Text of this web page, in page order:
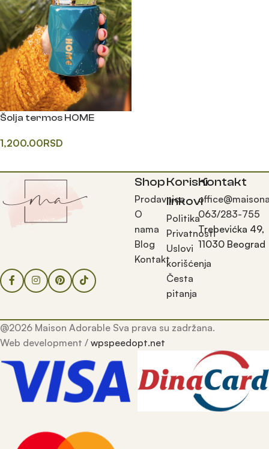
Šolja termos HOME
1,200.00RSD
Shop
Prodavnica
O
nama
Blog
Kontakt
Korisni
linkovi
Politika
Privatnosti
Uslovi
korišćenja
Česta
pitanja
Kontakt
063/283-755
Trebevićka 49,
11030 Beograd
@2026 Maison Adorable Sva prava su zadržana.
Web development / wpspeedopt.net